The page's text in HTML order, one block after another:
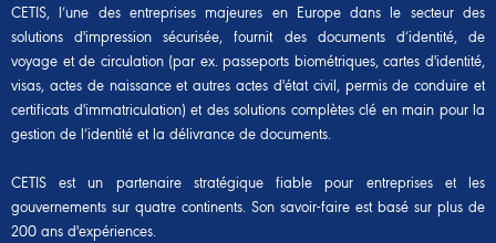
CETIS, l’une des entreprises majeures en Europe dans le secteur des
solutions d'impression sécurisée, fournit des documents d’identité, de
voyage et de circulation (par ex. passeports biométriques, cartes d'identité,
visas, actes de naissance et autres actes d'état civil, permis de conduire et
certificats d'immatriculation) et des solutions complètes clé en main pour la
gestion de l’identité et la délivrance de documents.
CETIS est un partenaire stratégique fiable pour entreprises et les
gouvernements sur quatre continents. Son savoir-faire est basé sur plus de
200 ans d'expériences.